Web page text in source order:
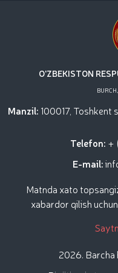
O'ZBEKISTON
Manzil: 100017, Toshkent
Telefon: +
E-mail:
Matnda xato
xabardor qilish
2026. Barcha